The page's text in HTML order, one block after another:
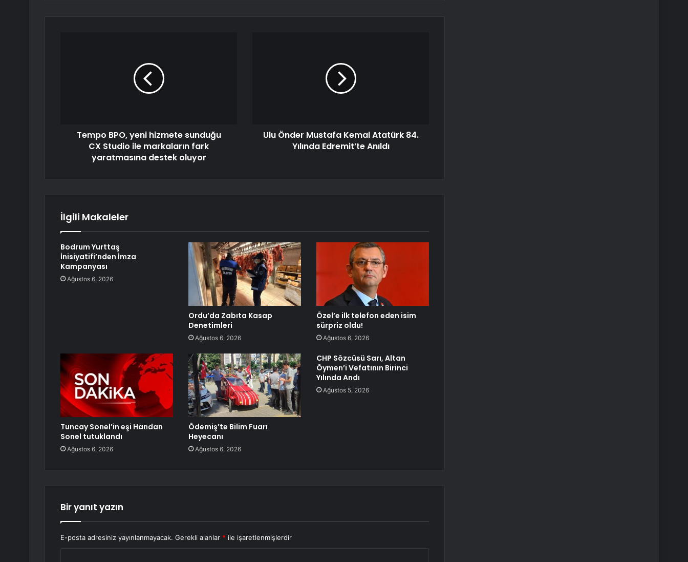
Tempo BPO, yeni hizmete sunduğu
CX Studio ile markaların fark
yaratmasına destek oluyor
Ulu Önder Mustafa Kemal Atatürk 84.
Yılında Edremit’te Anıldı
İlgili Makaleler
Bodrum Yurttaş
İnisiyatifi’nden İmza
Kampanyası
Ağustos 6, 2026
Ordu’da Zabıta Kasap
Denetimleri
Ağustos 6, 2026
Özel’e ilk telefon eden isim
sürpriz oldu!
Ağustos 6, 2026
Tuncay Sonel’in eşi Handan
Sonel tutuklandı
Ağustos 6, 2026
Ödemiş’te Bilim Fuarı
Heyecanı
Ağustos 6, 2026
CHP Sözcüsü Sarı, Altan
Öymen’i Vefatının Birinci
Yılında Andı
Ağustos 5, 2026
Bir yanıt yazın
E-posta adresiniz yayınlanmayacak. Gerekli alanlar * ile işaretlenmişlerdir